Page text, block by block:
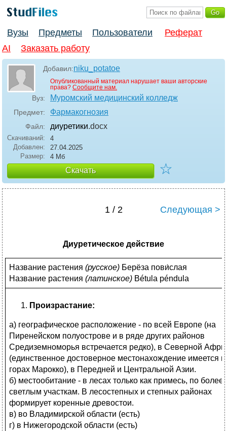
Вузы Предметы Пользователи
Реферат
AI
Заказать работу
Добавил:niku_potatoe
Опубликованный материал нарушает ваши авторские
права? Сообщите нам.
Вуз: Муромский медицинский колледж
Предмет: Фармакогнозия
Файл: диуретики.docx
Скачиваний:
4
Добавлен:
27.04.2025
Размер:
4 Мб
Скачать ☆
1 / 2 Следующая >
Диуретическое действие
Название растения (русское) Берёза пови́слая
Название растения (латинское) Bétula péndula
Произрастание:
а) географическое расположение - по всей Европе (на
Пиренейском полуострове и в ряде других районов
Средиземноморья встречается редко), в Северной
(единственное достоверное местонахождение имеется в
горах Марокко), в Передней и Центральной Азии.
б) местообитание - в лесах только как примесь, по более
светлым участкам. В лесостепных и степных районах
формирует коренные древостои.
в) во Владимирской области (есть)
г) в Нижегородской области (есть)